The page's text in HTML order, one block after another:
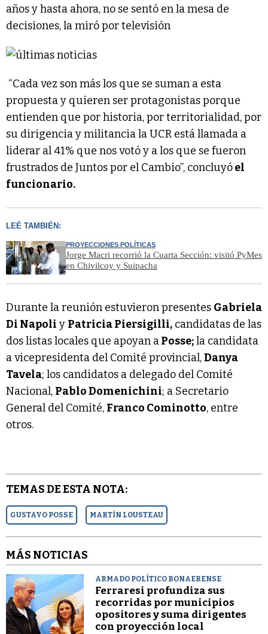
años y hasta ahora, no se sentó en la mesa de
decisiones, la miró por televisión
“Cada vez son más los que se suman a esta
propuesta y quieren ser protagonistas porque
entienden que por historia, por territorialidad, por
su dirigencia y militancia la UCR está llamada a
liderar al 41% que nos votó y a los que se fueron
frustrados de Juntos por el Cambio”, concluyóel
funcionario.
LEÉ TAMBIÉN:
PROYECCIONES POLÍTICAS
Jorge Macri recorrió la Cuarta Sección: visitó PyMes
en Chivilcoy y Suipacha
Durante la reunión estuvieron presentes Gabriela
Di Napoli y Patricia Piersigilli, candidatas de las
dos listas locales que apoyan aPosse;la candidata
a vicepresidenta del Comité provincial,Danya
Tavela; los candidatos a delegado del Comité
Nacional, Pablo Domenichini; a Secretario
General del Comité, Franco Cominotto, entre
otros.
TEMAS DE ESTA NOTA:
GUSTAVO POSSE MARTÍN LOUSTEAU
MÁS NOTICIAS
ARMADO POLÍTICO BONAERENSE
Ferraresi profundiza sus
recorridas por municipios
opositores y suma dirigentes
con proyección local